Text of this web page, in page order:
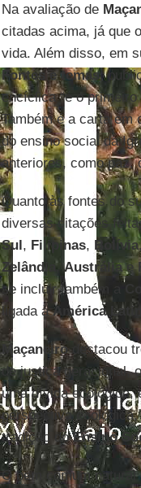
Na avaliação de
citadas acima, já que
vida. Além disso, em
Fontes e temas,
encíclica “é o
Também é a carta em
do ensino social da
anteriores, como paz,
Quanto às fontes do
diversas citações
Sul, Filipinas, Bolívia
Zelândia , Austráliae
se incluir também a
ligada àAmérica
Maçaneirodestacou
de justiça geracional,
uma dívida ecológica,
perspectiva ecológica,
tradição doEnsino
O bem comum